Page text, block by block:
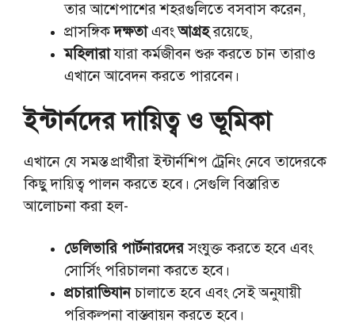
তার আশেপাশের শহরগুলিতে বসবাস করেন,
প্রাসঙ্গিকদক্ষতাএবংআগ্রহরয়েছে,
মহিলারাযারা কর্মজীবন শুরু করতে চান তারাও
এখানে আবেদন করতে পারবেন।
ইন্টার্নদের দায়িত্ব ও ভূমিকা
এখানে যে সমস্ত প্রার্থীরা ইন্টার্নশিপ ট্রেনিং নেবে তাদেরকে
কিছু দায়িত্ব পালন করতে হবে। সেগুলি বিস্তারিত
আলোচনা করা হল-
ডেলিভারি পার্টনারদেরসংযুক্ত করতে হবে এবং
সোর্সিং পরিচালনা করতে হবে।
প্রচারাভিযানচালাতে হবে এবং সেই অনুযায়ী
পরিকল্পনা বাস্তবায়ন করতে হবে।